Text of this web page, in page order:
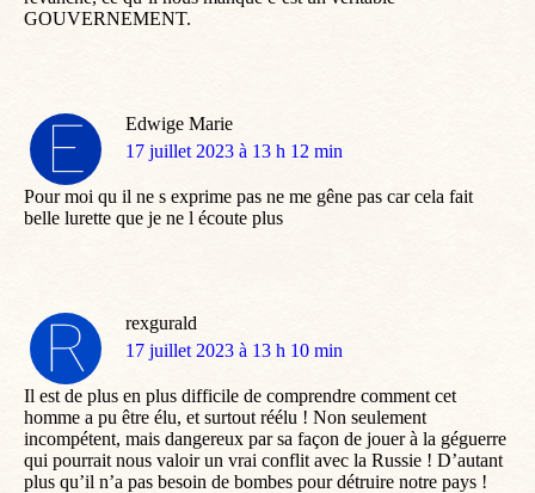
GOUVERNEMENT.
Edwige Marie
dit
17 juillet 2023 à 13 h 12 min
Pour moi qu il ne s exprime pas ne me gêne pas car cela fait
belle lurette que je ne l écoute plus
rexgurald
dit
17 juillet 2023 à 13 h 10 min
Il est de plus en plus difficile de comprendre comment cet
homme a pu être élu, et surtout réélu ! Non seulement
incompétent, mais dangereux par sa façon de jouer à la géguerre
qui pourrait nous valoir un vrai conflit avec la Russie ! D’autant
plus qu’il n’a pas besoin de bombes pour détruire notre pays !